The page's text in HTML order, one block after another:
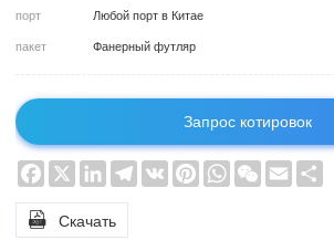
порт
Любой порт в Китае
пакет
Фанерный футляр
Запрос котировок
Facebook
X LinkedInTelegram
VK PinterestWhatsApp
WeChat
Email
 Скачать